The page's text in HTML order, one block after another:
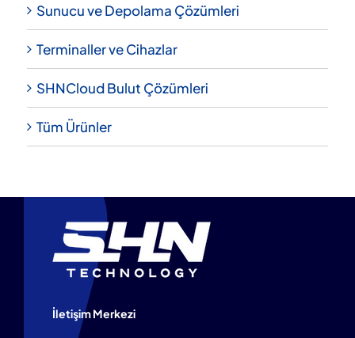
Sunucu ve Depolama Çözümleri
Terminaller ve Cihazlar
SHNCloud Bulut Çözümleri
Tüm Ürünler
İletişim Merkezi